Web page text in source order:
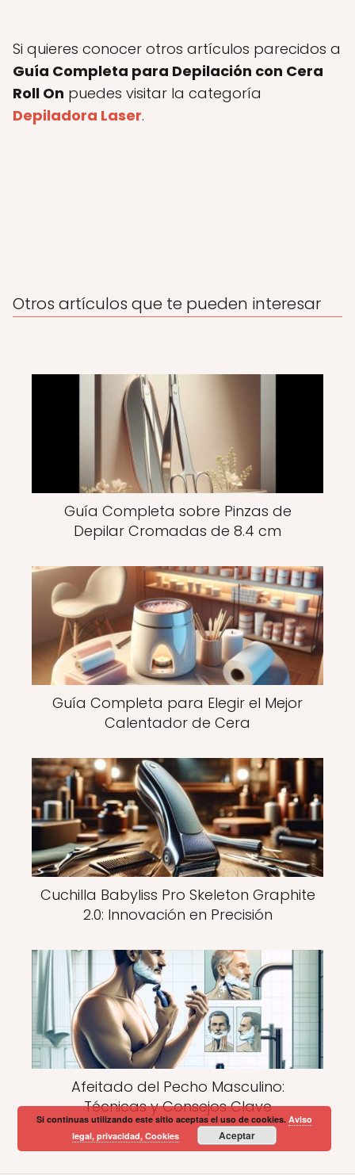
Si quieres conocer otros artículos parecidos a
Guía Completa para Depilación con Cera
Roll On puedes visitar la categoría
Depiladora Laser.
Otros artículos que te pueden interesar
Guía Completa sobre Pinzas de
Depilar Cromadas de 8.4 cm
Guía Completa para Elegir el Mejor
Calentador de Cera
Cuchilla Babyliss Pro Skeleton Graphite
2.0: Innovación en Precisión
Afeitado del Pecho Masculino:
Técnicas y Consejos Clave
Si continuas utilizando este sitio aceptas el uso de cookies.Aviso
legal, privacidad, Cookies
Aceptar